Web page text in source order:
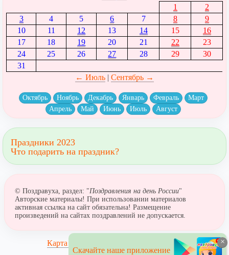
1
2
3
4 5 6 7 8
9
10
11 12 13 14 15
16
17
18 19 20 21 22
23
24
25 26 27 28 29
30
31
← Июль| Сентябрь →
Октябрь Ноябрь Декабрь Январь Февраль
Март
Апрель
Май Июнь Июль Август
Праздники 2023
Что подарить на праздник?
© Поздравуха, раздел: "Поздравления на день России"
Авторские материалы! При использовании материалов
активная ссылка на сайт обязательна! Размещение
произведений на сайтах поздравлений не допускается.
Карта сайта
×
Скачайте наше приложение